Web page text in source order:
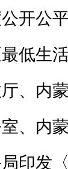
开公
低生
、内
、内
印发